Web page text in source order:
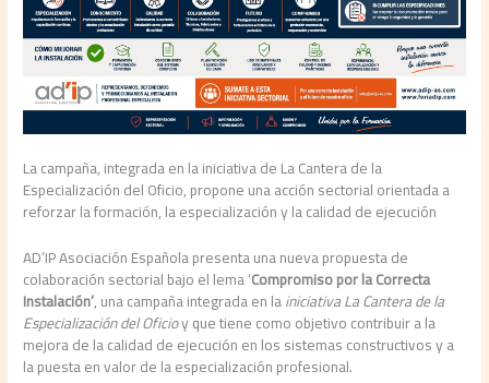
La campaña, integrada en la iniciativa de La Cantera de la
Especialización del Oficio, propone una acción sectorial orientada a
reforzar la formación, la especialización y la calidad de ejecución
AD’IP Asociación Española presenta una nueva propuesta de
colaboración sectorial bajo el lema ‘Compromiso por la Correcta
Instalación’, una campaña integrada en lainiciativa La Cantera de la
Especialización del Oficioy que tiene como objetivo contribuir a la
mejora de la calidad de ejecución en los sistemas constructivos y a
la puesta en valor de la especialización profesional.